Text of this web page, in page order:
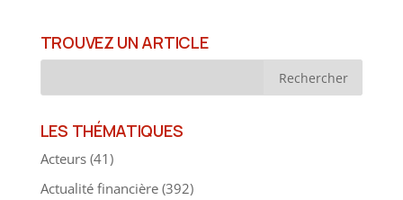
TROUVEZ UN ARTICLE
LES THÉMATIQUES
Acteurs(41)
Actualité financière(392)